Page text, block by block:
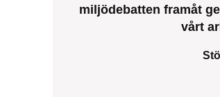
miljödebatten framåt
vårt